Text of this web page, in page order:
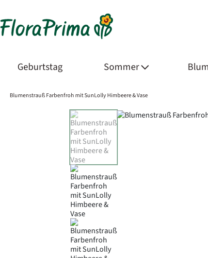
Geburtstag Sommer
Blumenstrauß Farbenfroh mit SunLolly Himbeere & Vase
Product Images